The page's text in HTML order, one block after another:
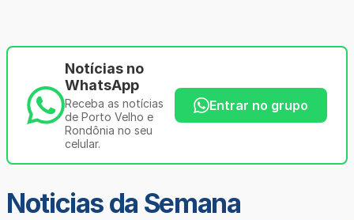
Notícias no
WhatsApp
Receba as notícias
de Porto Velho e
Rondônia no seu
celular.
Entrar no grupo
Noticias da Semana